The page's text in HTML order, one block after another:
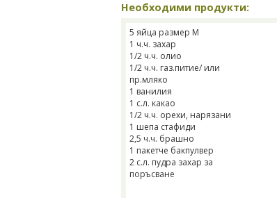
Необходими продукти:
5 яйца размер М
1 ч.ч. захар
1/2 ч.ч. олио
1/2 ч.ч. газ.питие/ или
пр.мляко
1 ванилия
1 с.л. какао
1/2 ч.ч. орехи, нарязани
1 шепа стафиди
2,5 ч.ч. брашно
1 пакетче бакпулвер
2 с.л. пудра захар за
поръсване